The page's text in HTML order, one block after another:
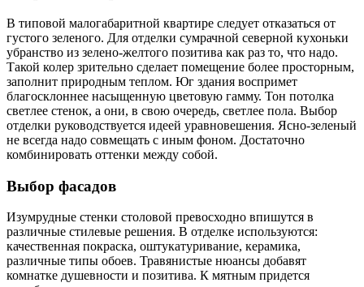
В типовой малогабаритной квартире следует отказаться от
густого зеленого. Для отделки сумрачной северной кухоньки
убранство из зелено-желтого позитива как раз то, что надо.
Такой колер зрительно сделает помещение более просторным,
заполнит природным теплом. Юг здания воспримет
благосклоннее насыщенную цветовую гамму. Тон потолка
светлее стенок, а они, в свою очередь, светлее пола. Выбор
отделки руководствуется идеей уравновешения. Ясно-зеленый
не всегда надо совмещать с иным фоном. Достаточно
комбинировать оттенки между собой.
Выбор фасадов
Изумрудные стенки столовой превосходно впишутся в
различные стилевые решения. В отделке используются:
качественная покраска, оштукатуривание, керамика,
различные типы обоев. Травянистые нюансы добавят
комнатке душевности и позитива. К мятным придется